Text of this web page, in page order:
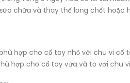
chữa và thay thế long chốt hoặc
phù hợp cho cổ tay nhỏ với chu vi cổ
hợp cho cổ tay vừa và to với chu